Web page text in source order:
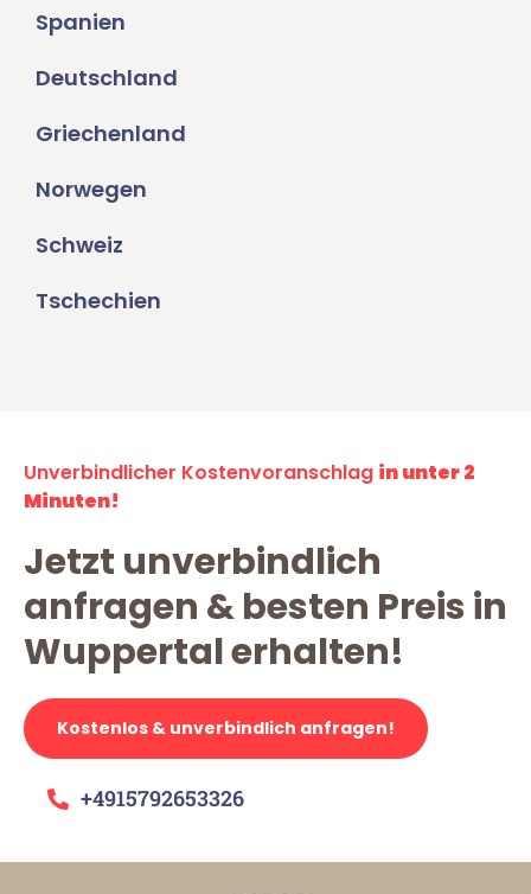
Spanien
Deutschland
Griechenland
Norwegen
Schweiz
Tschechien
Unverbindlicher Kostenvoranschlag in unter 2
Minuten!
Jetzt unverbindlich
anfragen & besten Preis in
Wuppertal erhalten!
Kostenlos & unverbindlich anfragen!
+4915792653326